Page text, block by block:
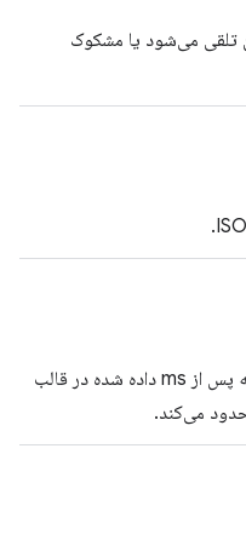
تلقی می‌شود یا مشکوک
که پس از ms داده شده در قالب